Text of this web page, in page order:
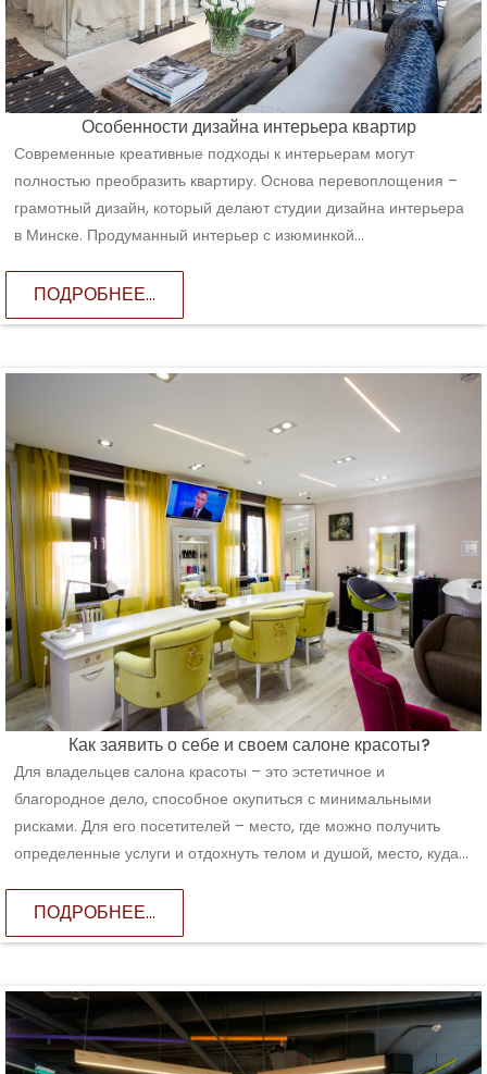
Особенности дизайна интерьера квартир
Современные креативные подходы к интерьерам могут
полностью преобразить квартиру. Основа перевоплощения –
грамотный дизайн, который делают студии дизайна интерьера
в Минске. Продуманный интерьер с изюминкой...
ПОДРОБНЕЕ...
Как заявить о себе и своем салоне красоты?
Для владельцев салона красоты – это эстетичное и
благородное дело, способное окупиться с минимальными
рисками. Для его посетителей – место, где можно получить
определенные услуги и отдохнуть телом и душой, место, куда...
ПОДРОБНЕЕ...